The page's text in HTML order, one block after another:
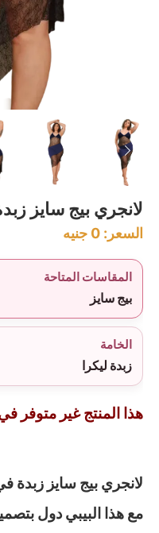
لانجري بيج سايز زبدة
السعر: 0 جنيه
المقاسات المتاحة
بيج سايز
الخامة
زبدة ليكرا
هذا المنتج غير متوفر
لانجري بيج سايز زبدة في
مع هذا البيبي دول